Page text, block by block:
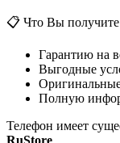
📋 Что Вы
Гарантию на
Выгодные
Полную
Телефон имеет
RuStore